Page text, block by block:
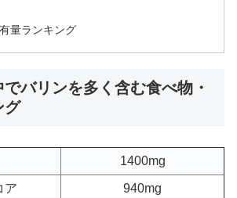
量ランキング
バリンを多く含む食べ物・
グ
1400mg
ア 940mg